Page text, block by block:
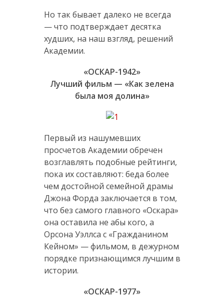
Но так бывает далеко не всегда
— что подтверждает десятка
худших, на наш взгляд, решений
Академии.
«ОСКАР-1942»
Лучший фильм — «Как зелена
была моя долина»
Первый из нашумевших
просчетов Академии обречен
возглавлять подобные рейтинги,
пока их составляют: беда более
чем достойной семейной драмы
Джона Форда заключается в том,
что без самого главного «Оскара»
она оставила не абы кого, а
Орсона Уэллса с «Гражданином
Кейном» — фильмом, в дежурном
порядке признающимся лучшим в
истории.
«ОСКАР-1977»